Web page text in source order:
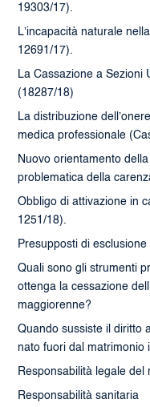
19303/17).
L’incapacità naturale
12691/17).
La Cassazione a Sezioni
(18287/18)
La distribuzione
medica professionale
Nuovo orientamento
problematica della
Obbligo di attivazione in
1251/18).
Presupposti di
Quali sono gli strumenti
ottenga la cessazione
maggiorenne?
Quando sussiste il diritto
nato fuori dal matrimonio
Responsabilità legale del
Responsabilità sanitaria